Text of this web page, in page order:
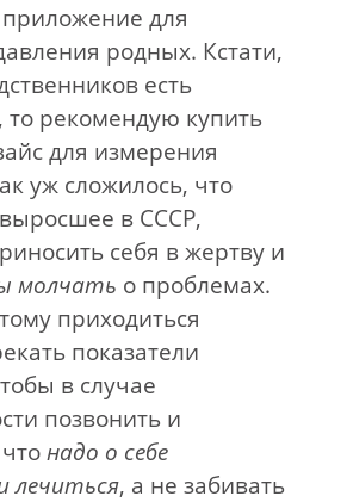
для
родных. Кстати,
есть
то рекомендую купить
для измерения
уж сложилось, что
в СССР,
себя в жертву и
молчать о проблемах.
приходиться
показатели
в случае
позвонить и
надо о себе
лечиться, а не забивать